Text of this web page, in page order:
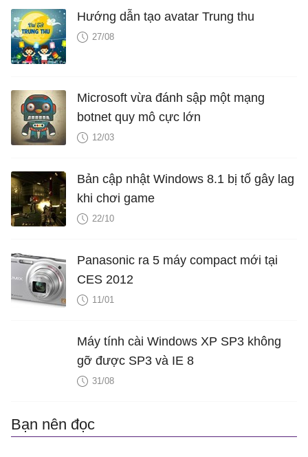
Hướng dẫn tạo avatar Trung thu
27/08
Microsoft vừa đánh sập một mạng
botnet quy mô cực lớn
12/03
Bản cập nhật Windows 8.1 bị tố gây lag
khi chơi game
22/10
Panasonic ra 5 máy compact mới tại
CES 2012
11/01
Máy tính cài Windows XP SP3 không
gỡ được SP3 và IE 8
31/08
Bạn nên đọc